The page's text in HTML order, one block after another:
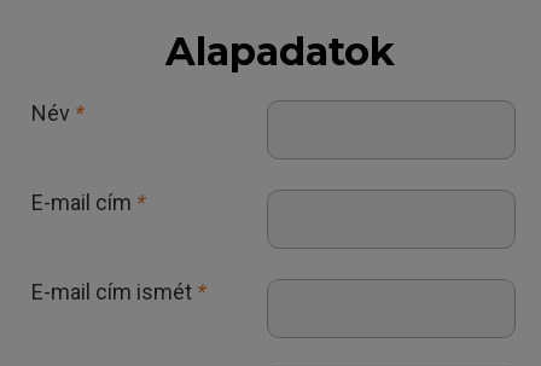
Alapadatok
Név *
E-mail cím *
E-mail cím ismét *